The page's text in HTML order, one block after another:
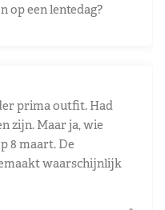
op een lentedag?
prima outfit. Had
zijn. Maar ja, wie
8 maart. De
waarschijnlijk